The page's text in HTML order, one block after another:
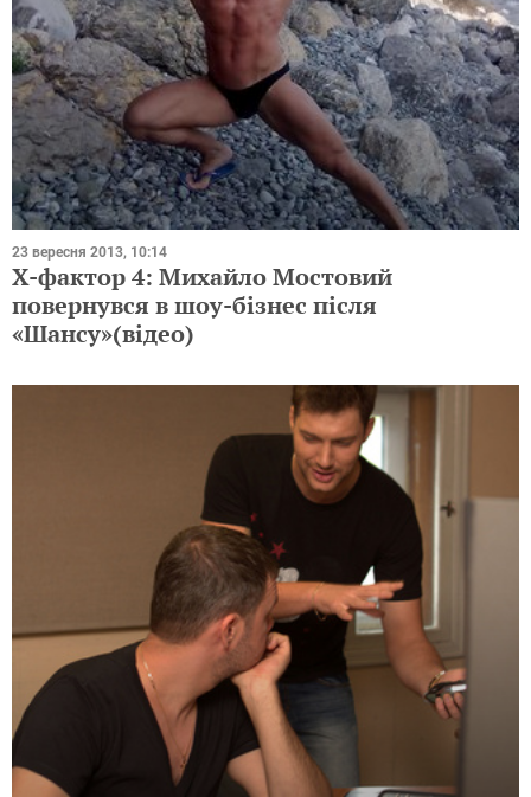
23 вересня 2013, 10:14
Х-фактор 4: Михайло Мостовий
повернувся в шоу-бізнес після
«Шансу»(відео)